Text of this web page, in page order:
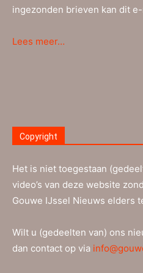
ingezonden brieven kan dit
Lees meer…
Copyright
Het is niet toegestaan
video’s van deze website
Gouwe IJssel Nieuws elders
Wilt u (gedeelten van) ons
dan contact op via